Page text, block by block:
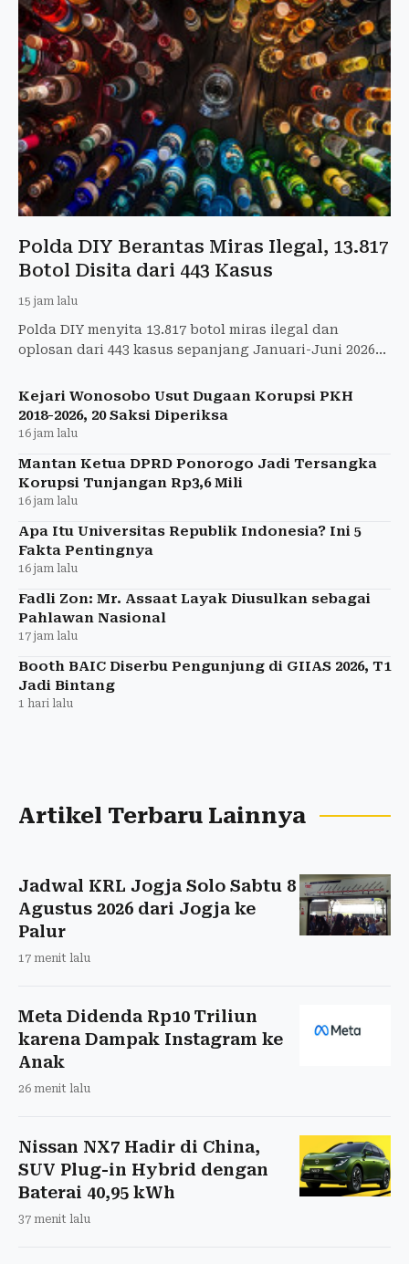
Polda DIY Berantas Miras Ilegal, 13.817
Botol Disita dari 443 Kasus
15 jam lalu
Polda DIY menyita 13.817 botol miras ilegal dan
oplosan dari 443 kasus sepanjang Januari-Juni 2026
Kejari Wonosobo Usut Dugaan Korupsi PKH
2018-2026, 20 Saksi Diperiksa
16 jam lalu
Mantan Ketua DPRD Ponorogo Jadi Tersangka
Korupsi Tunjangan Rp3,6 Mili
16 jam lalu
Apa Itu Universitas Republik Indonesia? Ini 5
Fakta Pentingnya
16 jam lalu
Fadli Zon: Mr. Assaat Layak Diusulkan sebagai
Pahlawan Nasional
17 jam lalu
Booth BAIC Diserbu Pengunjung di GIIAS 2026, T1
Jadi Bintang
1 hari lalu
Artikel Terbaru Lainnya
Jadwal KRL Jogja Solo Sabtu 8
Agustus 2026 dari Jogja ke
Palur
17 menit lalu
Meta Didenda Rp10 Triliun
karena Dampak Instagram ke
Anak
26 menit lalu
Nissan NX7 Hadir di China,
SUV Plug-in Hybrid dengan
Baterai 40,95 kWh
37 menit lalu